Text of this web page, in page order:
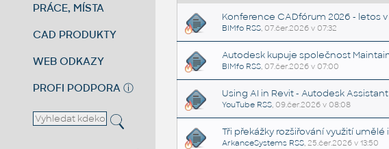
PRÁCE, MÍSTA
CAD PRODUKTY
WEB ODKAZY
PROFI PODPORA ⓘ
Konference CADfórum 2026 - letos v
BIMfo RSS, 07.čer.2026 v 07:32
Autodesk kupuje společnost
BIMfo RSS, 07.čer.2026 v 07:00
Using AI in Revit - Autodesk
YouTube RSS, 09.čer.2026 v 08:08
Tři překážky rozšiřování využití
ArkanceSystems RSS, 25.čer.2026 v 13:50